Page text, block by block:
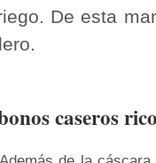
De esta
caseros